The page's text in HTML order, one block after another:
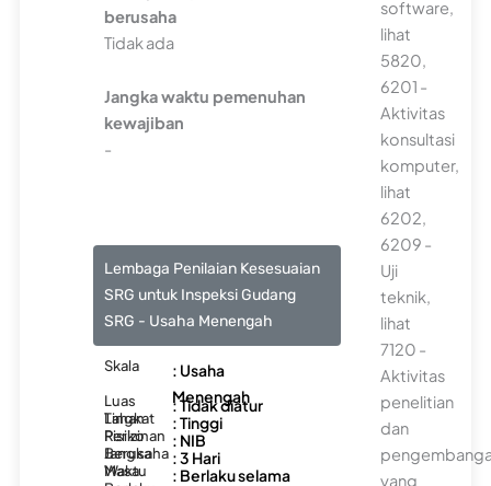
berusaha
Tidak ada
Jangka waktu pemenuhan
kewajiban
-
Lembaga Penilaian Kesesuaian
SRG untuk Inspeksi Gudang
SRG - Usaha Menengah
Skala
: Usaha
Menengah
Luas
Lahan
: Tidak diatur
Tingkat
Risiko
: Tinggi
Perizinan
Berusaha
: NIB
Jangka
Waktu
: 3 Hari
Masa
: Berlaku selama
software,
lihat
5820,
6201 -
Aktivitas
konsultasi
komputer,
lihat
6202,
6209 -
Uji
teknik,
lihat
7120 -
Aktivitas
penelitian
dan
yang